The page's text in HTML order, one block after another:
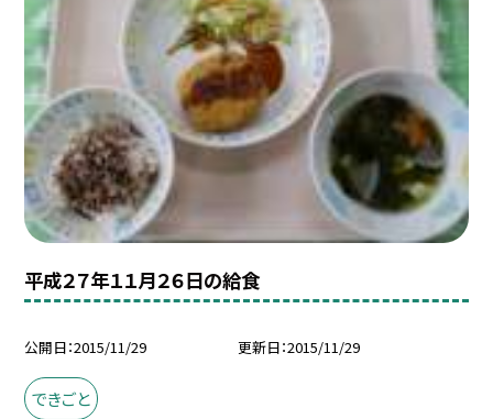
平成２７年１１月２６日の給食
公開日 2015/11/29 更新日 2015/11/29
できごと